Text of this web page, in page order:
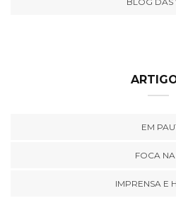
EM
FOCA
IMPRENSA E